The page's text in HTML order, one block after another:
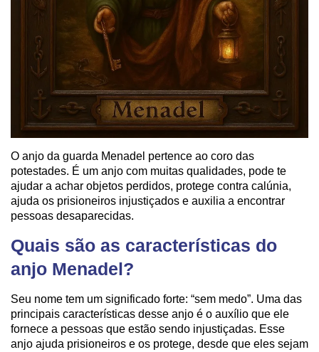
O anjo da guarda Menadel pertence ao coro das
potestades. É um anjo com muitas qualidades, pode te
ajudar a achar objetos perdidos, protege contra calúnia,
ajuda os prisioneiros injustiçados e auxilia a encontrar
pessoas desaparecidas.
Quais são as características do
anjo Menadel?
Seu nome tem um significado forte: “sem medo”. Uma das
principais características desse anjo é o auxílio que ele
fornece a pessoas que estão sendo injustiçadas. Esse
anjo ajuda prisioneiros e os protege, desde que eles sejam